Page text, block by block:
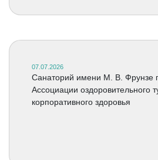
07.07.2026
Санаторий имени М. В. Фрунзе
Ассоциации оздоровительного
корпоративного здоровья